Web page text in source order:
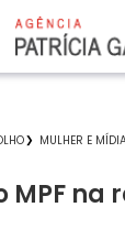
MULHER E
MPF na